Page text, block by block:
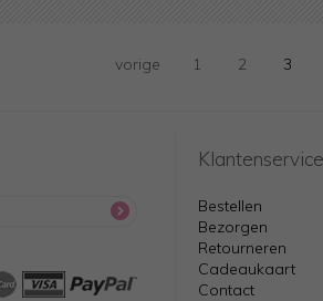
vorige 1 2 3
Klantenservice
Bestellen
Bezorgen
Retourneren
Cadeaukaart
Contact